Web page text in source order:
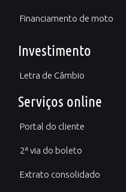
Financiamento de moto
Investimento
Letra de Câmbio
Serviços online
Portal do cliente
2ª via do boleto
Extrato consolidado